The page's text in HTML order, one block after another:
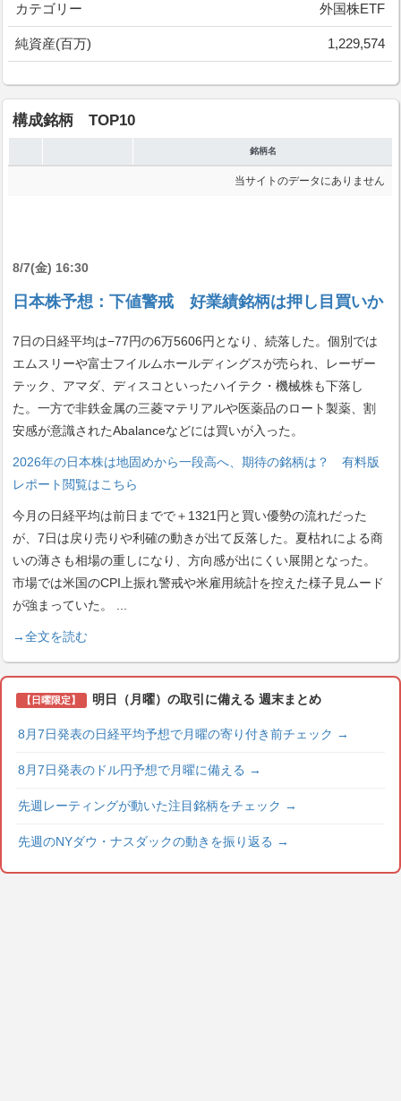
カテゴリー 外国株ETF
純資産(百万) 1,229,574
構成銘柄 TOP10
銘柄名
当サイトのデータにありません
8/7(金) 16:30
日本株予想：下値警戒 好業績銘柄は押し目買いか
7日の日経平均は−77円の6万5606円となり、続落した。個別では
エムスリーや富士フイルムホールディングスが売られ、レーザー
テック、アマダ、ディスコといったハイテク・機械株も下落し
た。一方で非鉄金属の三菱マテリアルや医薬品のロート製薬、割
安感が意識されたAbalanceなどには買いが入った。
2026年の日本株は地固めから一段高へ、期待の銘柄は？ 有料版
レポート閲覧はこちら
今月の日経平均は前日までで＋1321円と買い優勢の流れだった
が、7日は戻り売りや利確の動きが出て反落した。夏枯れによる商
いの薄さも相場の重しになり、方向感が出にくい展開となった。
市場では米国のCPI上振れ警戒や米雇用統計を控えた様子見ムード
が強まっていた。
→全文を読む
【日曜限定】 明日（月曜）の取引に備える 週末まとめ
8月7日発表の日経平均予想で月曜の寄り付き前チェック →
8月7日発表のドル円予想で月曜に備える →
先週レーティングが動いた注目銘柄をチェック →
先週のNYダウ・ナスダックの動きを振り返る →